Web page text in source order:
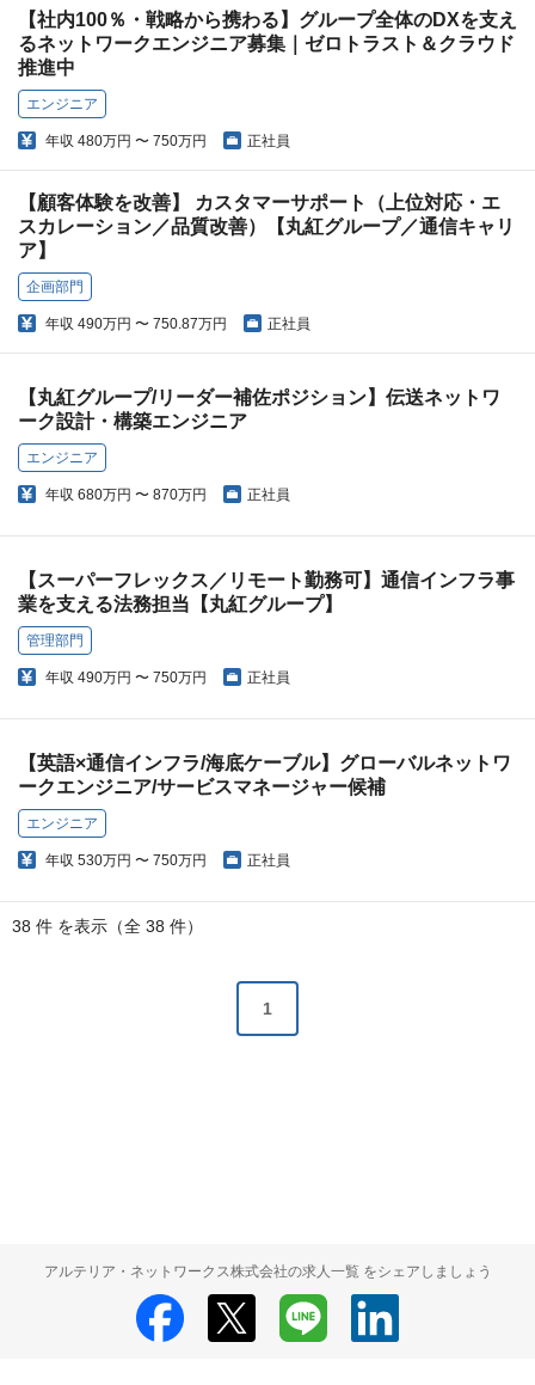
【社内100％・戦略から携わる】グループ全体のDXを支え
るネットワークエンジニア募集｜ゼロトラスト＆クラウド
推進中
エンジニア
年収 480万円 〜 750万円 正社員
【顧客体験を改善】 カスタマーサポート（上位対応・エ
スカレーション／品質改善）【丸紅グループ／通信キャリ
ア】
企画部門
年収 490万円 〜 750.87万円 正社員
【丸紅グループ/リーダー補佐ポジション】伝送ネットワ
ーク設計・構築エンジニア
エンジニア
年収 680万円 〜 870万円 正社員
【スーパーフレックス／リモート勤務可】通信インフラ事
業を支える法務担当【丸紅グループ】
管理部門
年収 490万円 〜 750万円 正社員
【英語×通信インフラ/海底ケーブル】グローバルネットワ
ークエンジニア/サービスマネージャー候補
エンジニア
年収 530万円 〜 750万円 正社員
38 件 を表示（全 38 件）
1
アルテリア・ネットワークス株式会社の求人一覧 をシェアしましょう